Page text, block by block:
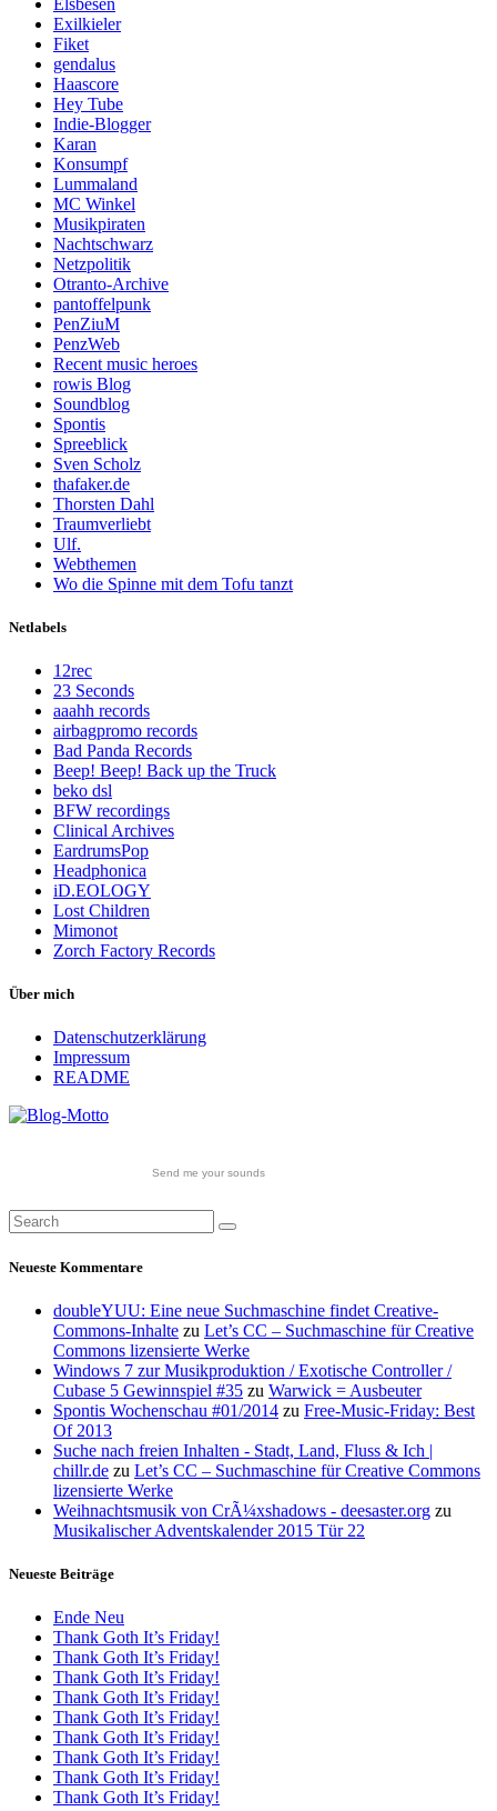
Exilkieler
Fiket
gendalus
Haascore
Hey Tube
Indie-Blogger
Karan
Konsumpf
Lummaland
MC Winkel
Musikpiraten
Nachtschwarz
Netzpolitik
Otranto-Archive
pantoffelpunk
PenZiuM
PenzWeb
Recent music heroes
rowis Blog
Soundblog
Spontis
Spreeblick
Sven Scholz
thafaker.de
Thorsten Dahl
Traumverliebt
Ulf.
Webthemen
Wo die Spinne mit dem Tofu tanzt
Netlabels
12rec
23 Seconds
aaahh records
airbagpromo records
Bad Panda Records
Beep! Beep! Back up the Truck
beko dsl
BFW recordings
Clinical Archives
EardrumsPop
Headphonica
iD.EOLOGY
Lost Children
Mimonot
Zorch Factory Records
Über mich
Datenschutzerklärung
Impressum
README
Send me your sounds
Neueste Kommentare
doubleYUU: Eine neue Suchmaschine findet Creative-
Commons-Inhalte zu Let’s CC – Suchmaschine für Creative
Commons lizensierte Werke
Windows 7 zur Musikproduktion / Exotische Controller /
Cubase 5 Gewinnspiel #35 zu Warwick = Ausbeuter
Spontis Wochenschau #01/2014 zu Free-Music-Friday: Best
Of 2013
Suche nach freien Inhalten - Stadt, Land, Fluss & Ich |
chillr.de zu Let’s CC – Suchmaschine für Creative Commons
lizensierte Werke
Weihnachtsmusik von CrÃ¼xshadows - deesaster.org zu
Musikalischer Adventskalender 2015 Tür 22
Neueste Beiträge
Ende Neu
Thank Goth It’s Friday!
Thank Goth It’s Friday!
Thank Goth It’s Friday!
Thank Goth It’s Friday!
Thank Goth It’s Friday!
Thank Goth It’s Friday!
Thank Goth It’s Friday!
Thank Goth It’s Friday!
Thank Goth It’s Friday!